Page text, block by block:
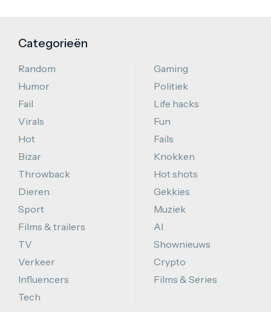
Categorieën
Random
Humor
Fail
Virals
Hot
Bizar
Throwback
Dieren
Sport
Films & trailers
TV
Verkeer
Influencers
Tech
Gaming
Politiek
Life hacks
Fun
Fails
Knokken
Hot shots
Gekkies
Muziek
AI
Shownieuws
Crypto
Films & Series